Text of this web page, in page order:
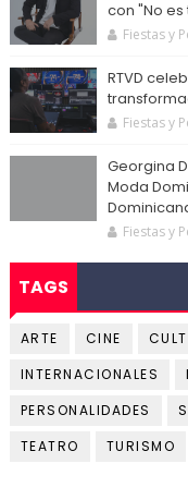
con "No es
Fiestas y
RTVD
Fiestas y
Georgina
Moda
Fiestas y
TAGS
ARTE CINE
INTERNACIONALES
PERSONALIDADES
TEATRO
TURISMO